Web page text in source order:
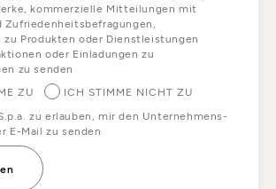
kommerzielle Mitteilungen mit
Zufriedenheitsbefragungen,
zu Produkten oder Dienstleistungen
oder Einladungen zu
zu senden
ZU
ICH STIMME NICHT ZU
zu erlauben, mir den Unternehmens-
E-Mail zu senden